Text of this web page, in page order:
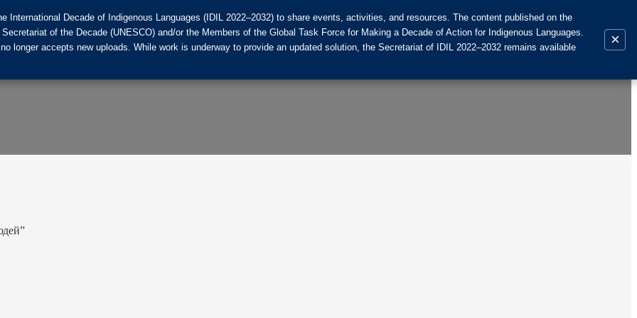
Decade of Indigenous Languages (IDIL 2022–2032) to share events, activities, and resources. The content published on the
of the Decade (UNESCO) and/or the Members of the Global Task Force for Making a Decade of Action for Indigenous Languages.
longer accepts new uploads. While work is underway to provide an updated solution, the Secretariat of IDIL 2022–2032 remains available
×